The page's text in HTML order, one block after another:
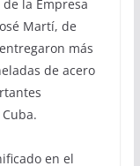
la Empresa
Martí, de
más
de acero
en el